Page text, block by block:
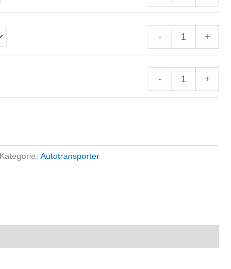
- +
- +
Kategorie:Autotransporter